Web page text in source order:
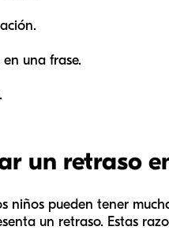
una frase.
un retraso
niños pueden tener
un retraso. Estas